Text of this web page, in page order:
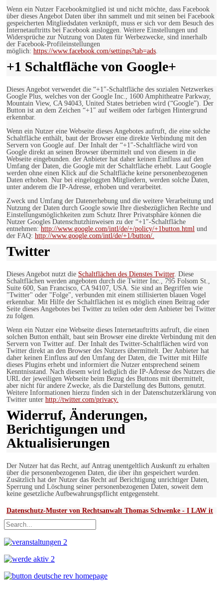
Wenn ein Nutzer Facebookmitglied ist und nicht möchte, dass Facebook
über dieses Angebot Daten über ihn sammelt und mit seinen bei Facebook
gespeicherten Mitgliedsdaten verknüpft, muss er sich vor dem Besuch des
Internetauftritts bei Facebook ausloggen. Weitere Einstellungen und
Widersprüche zur Nutzung von Daten für Werbezwecke, sind innerhalb
der Facebook-Profileinstellungen
möglich: https://www.facebook.com/settings?tab=ads.
+1 Schaltfläche von Google+
Dieses Angebot verwendet die “+1″-Schaltfläche des sozialen Netzwerkes
Google Plus, welches von der Google Inc., 1600 Amphitheatre Parkway,
Mountain View, CA 94043, United States betrieben wird (“Google”). Der
Button ist an dem Zeichen “+1″ auf weißem oder farbigen Hintergrund
erkennbar.
Wenn ein Nutzer eine Webseite dieses Angebotes aufruft, die eine solche
Schaltfläche enthält, baut der Browser eine direkte Verbindung mit den
Servern von Google auf. Der Inhalt der “+1″-Schaltfläche wird von
Google direkt an seinen Browser übermittelt und von diesem in die
Webseite eingebunden. der Anbieter hat daher keinen Einfluss auf den
Umfang der Daten, die Google mit der Schaltfläche erhebt. Laut Google
werden ohne einen Klick auf die Schaltfläche keine personenbezogenen
Daten erhoben. Nur bei eingeloggten Mitgliedern, werden solche Daten,
unter anderem die IP-Adresse, erhoben und verarbeitet.
Zweck und Umfang der Datenerhebung und die weitere Verarbeitung und
Nutzung der Daten durch Google sowie Ihre diesbezüglichen Rechte und
Einstellungsmöglichkeiten zum Schutz Ihrer Privatsphäre können die
Nutzer Googles Datenschutzhinweisen zu der “+1″-Schaltfläche
entnehmen: http://www.google.com/intl/de/+/policy/+1button.html und
der FAQ: http://www.google.com/intl/de/+1/button/.
Twitter
Dieses Angebot nutzt die Schaltflächen des Dienstes Twitter. Diese
Schaltflächen werden angeboten durch die Twitter Inc., 795 Folsom St.,
Suite 600, San Francisco, CA 94107, USA. Sie sind an Begriffen wie
"Twitter" oder "Folge", verbunden mit einem stillisierten blauen Vogel
erkennbar. Mit Hilfe der Schaltflächen ist es möglich einen Beitrag oder
Seite dieses Angebotes bei Twitter zu teilen oder dem Anbieter bei Twitter
zu folgen.
Wenn ein Nutzer eine Webseite dieses Internetauftritts aufruft, die einen
solchen Button enthält, baut sein Browser eine direkte Verbindung mit den
Servern von Twitter auf. Der Inhalt des Twitter-Schaltflächen wird von
Twitter direkt an den Browser des Nutzers übermittelt. Der Anbieter hat
daher keinen Einfluss auf den Umfang der Daten, die Twitter mit Hilfe
dieses Plugins erhebt und informiert die Nutzer entsprechend seinem
Kenntnisstand. Nach diesem wird lediglich die IP-Adresse des Nutzers die
URL der jeweiligen Webseite beim Bezug des Buttons mit übermittelt,
aber nicht für andere Zwecke, als die Darstellung des Buttons, genutzt.
Weitere Informationen hierzu finden sich in der Datenschutzerklärung von
Twitter unter http://twitter.com/privacy.
Widerruf, Änderungen,
Berichtigungen und
Aktualisierungen
Der Nutzer hat das Recht, auf Antrag unentgeltlich Auskunft zu erhalten
über die personenbezogenen Daten, die über ihn gespeichert wurden.
Zusätzlich hat der Nutzer das Recht auf Berichtigung unrichtiger Daten,
Sperrung und Löschung seiner personenbezogenen Daten, soweit dem
keine gesetzliche Aufbewahrungspflicht entgegensteht.
Datenschutz-Muster von Rechtsanwalt Thomas Schwenke - I LAW it